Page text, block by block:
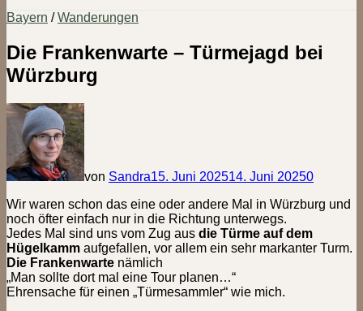
Bayern /Wanderungen
Die Frankenwarte – Türmejagd bei
Würzburg
von Sandra15. Juni 202514. Juni 20250
Wir waren schon das eine oder andere Mal in Würzburg und
noch öfter einfach nur in die Richtung unterwegs.
Jedes Mal sind uns vom Zug aus die Türme auf dem
Hügelkamm aufgefallen, vor allem ein sehr markanter Turm.
Die Frankenwarte nämlich
„Man sollte dort mal eine Tour planen…“
Ehrensache für einen „Türmesammler“ wie mich.